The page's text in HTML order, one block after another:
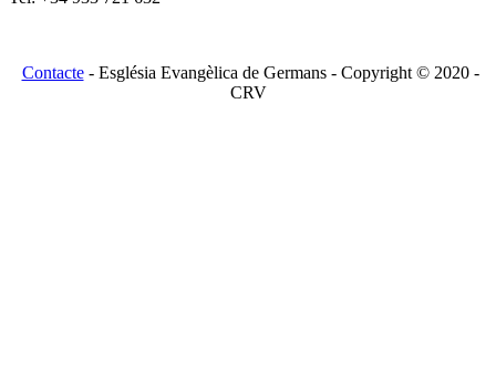
Contacte- Església Evangèlica de Germans - Copyright © 2020 -
CRV